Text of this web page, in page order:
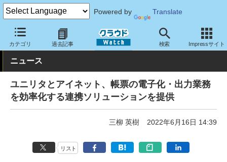
Powered by Translate
カテゴリ 過去記事 検索 Impressサイト
クラウド Watch サービス・ソフト サービス 業務関連
ニュース
ユニリタとアイネット、帳票の電子化・出力業務
を効率化する連携ソリューションを提供
三柳 英樹 2022年6月16日 14:39
リスト